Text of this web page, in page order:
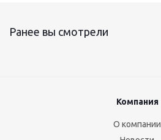
Ранее вы смотрели
Компания
О компании